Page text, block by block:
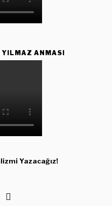
YILMAZ ANMASI
Yazacağız!